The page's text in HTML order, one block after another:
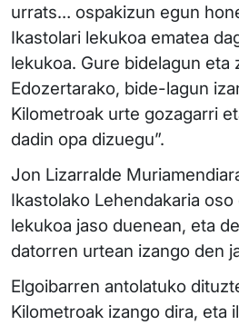
urrats… ospakizun egun
Ikastolari lekukoa ematea
lekukoa. Gure bidelagun eta
Edozertarako, bide-lagun
Kilometroak urte gozagarri
dadin opa dizuegu”.
Jon Lizarralde
Ikastolako Lehendakaria
lekukoa jaso duenean, eta
datorren urtean izango den
Elgoibarren antolatuko
Kilometroak izango dira, eta